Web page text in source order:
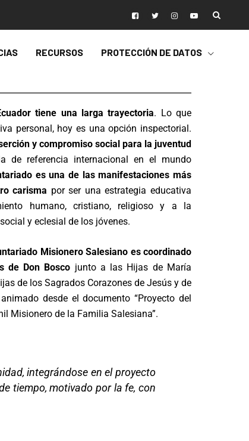
RECURSOS PROTECCIÓN DE DATOS
tiene una larga trayectoria. Lo que
personal, hoy es una opción inspectorial.
y compromiso social para la juventud
de referencia internacional en el mundo
es una de las manifestaciones más
carisma por ser una estrategia educativa
humano, cristiano, religioso y a la
y eclesial de los jóvenes.
Misionero Salesiano es coordinado
de Don Bosco junto a las Hijas de María
de los Sagrados Corazones de Jesús y de
desde el documento “Proyecto del
Misionero de la Familia Salesiana”.
integrándose en el proyecto
tiempo, motivado por la fe, con